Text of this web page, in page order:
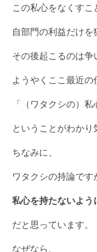
この私心をなくすこ
自部門の利益だけを
その後起こるのは争
ようやくここ最近の
「（ワタクシの）私
ということがわかり
ちなみに、
ワタクシの持論です
私心を持たないよう
だと思っています。
なぜなら、